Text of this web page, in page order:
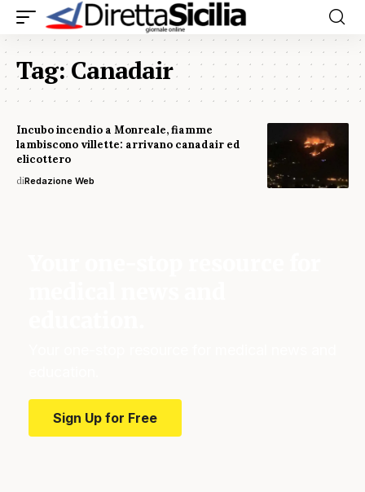
Tag:Canadair
Incubo incendio a Monreale, fiamme
lambiscono villette: arrivano canadair ed
elicottero
diRedazione Web
Sign Up for Free